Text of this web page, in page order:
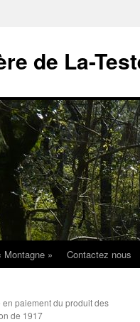
de La-
Montagne » Contactez nous
paiement du produit des
de 1917